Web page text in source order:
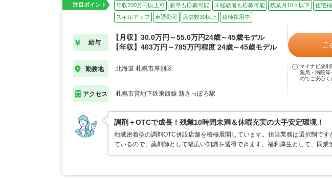
注目ポイント 年収700万円以上可 新卒も応募可能 未経験者も応募可能 残業月10ｈ以下 住宅
スキルアップ
車通勤可 店舗数30以上 積極採用中
給与
【月収】30.0万円～55.0万円24歳～45歳モデル
【年収】463万円～785万円程度 24歳～45歳モデル
勤務地 北海道 札幌市厚別区
アクセス 札幌市営地下鉄東西線 新さっぽろ駅
マイナビ薬剤
薬局・病院等
のでご安心く
調剤＋OTCで成長！残業10時間未満＆休暇充実の大手安定環境！
地域密着型の調剤OTC併設店舗を積極展開しています。担当業務は選択制で
ているので、薬剤師として幅広い知識を習得できます。福利厚生として、同